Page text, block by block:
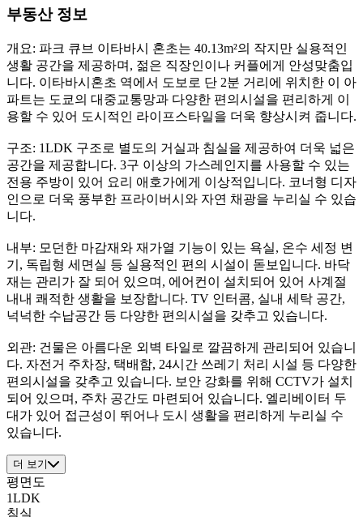
부동산 정보
개요: 파크 큐브 이타바시 혼초는 40.13m²의 작지만 실용적인
생활 공간을 제공하며, 젊은 직장인이나 커플에게 안성맞춤입
니다. 이타바시혼초 역에서 도보로 단 2분 거리에 위치한 이 아
파트는 도쿄의 대중교통망과 다양한 편의시설을 편리하게 이
용할 수 있어 도시적인 라이프스타일을 더욱 향상시켜 줍니다.
구조: 1LDK 구조로 별도의 거실과 침실을 제공하여 더욱 넓은
공간을 제공합니다. 3구 이상의 가스레인지를 사용할 수 있는
전용 주방이 있어 요리 애호가에게 이상적입니다. 코너형 디자
인으로 더욱 풍부한 프라이버시와 자연 채광을 누리실 수 있습
니다.
내부: 모던한 마감재와 재가열 기능이 있는 욕실, 온수 세정 변
기, 독립형 세면실 등 실용적인 편의 시설이 돋보입니다. 바닥
재는 관리가 잘 되어 있으며, 에어컨이 설치되어 있어 사계절
내내 쾌적한 생활을 보장합니다. TV 인터콤, 실내 세탁 공간,
넉넉한 수납공간 등 다양한 편의시설을 갖추고 있습니다.
외관: 건물은 아름다운 외벽 타일로 깔끔하게 관리되어 있습니
다. 자전거 주차장, 택배함, 24시간 쓰레기 처리 시설 등 다양한
편의시설을 갖추고 있습니다. 보안 강화를 위해 CCTV가 설치
되어 있으며, 주차 공간도 마련되어 있습니다. 엘리베이터 두
대가 있어 접근성이 뛰어나 도시 생활을 편리하게 누리실 수
있습니다.
더 보기
평면도
1LDK
침실